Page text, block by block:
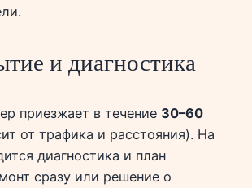
и диагностика
приезжает в течение 30–60
от трафика и расстояния). На
диагностика и план
сразу или решение о